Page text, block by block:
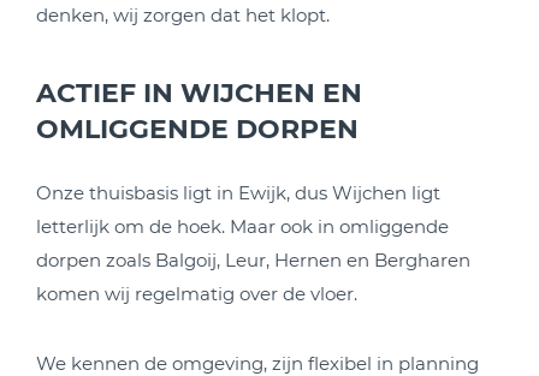
denken, wij zorgen dat het klopt.
ACTIEF IN WIJCHEN EN
OMLIGGENDE DORPEN
Onze thuisbasis ligt in Ewijk, dus Wijchen ligt
letterlijk om de hoek. Maar ook in omliggende
dorpen zoals Balgoij, Leur, Hernen en Bergharen
komen wij regelmatig over de vloer.
We kennen de omgeving, zijn flexibel in planning